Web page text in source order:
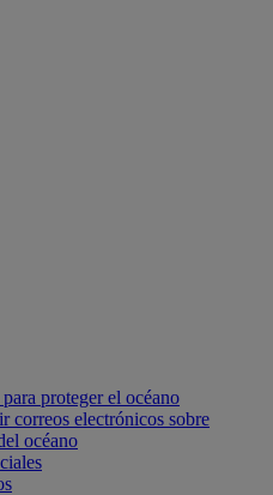
proteger el océano
correos electrónicos sobre
océano